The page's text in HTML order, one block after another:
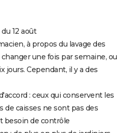
12 août
à propos du lavage des
changer une fois par semaine, ou
jours. Cependant, il y a des
: ceux qui conservent les
de caisses ne sont pas des
besoin de contrôle